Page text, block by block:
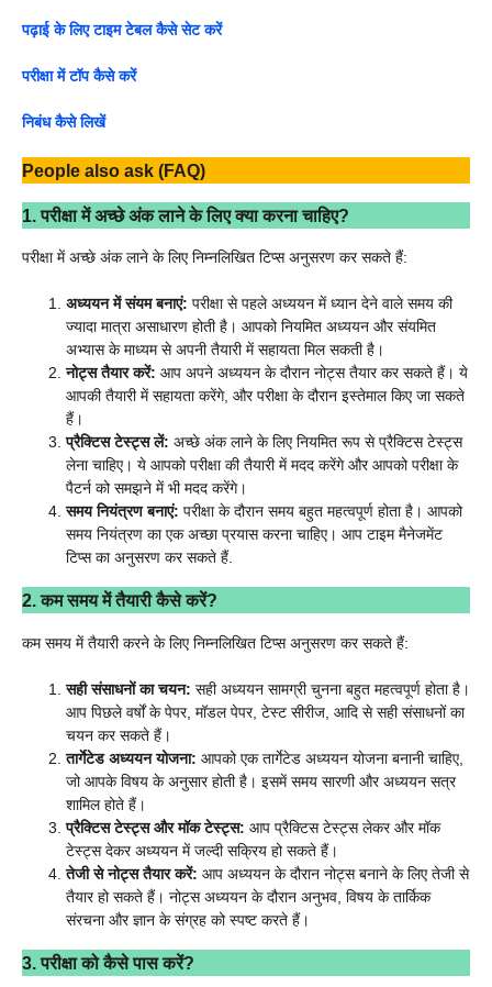
पढ़ाई के लिए टाइम टेबल कैसे सेट करें
परीक्षा में टॉप कैसे करें
निबंध कैसे लिखें
People also ask (FAQ)
1. परीक्षा में अच्छे अंक लाने के लिए क्या करना चाहिए?
परीक्षा में अच्छे अंक लाने के लिए निम्नलिखित टिप्स अनुसरण कर सकते हैं:
अध्ययन में संयम बनाएं: परीक्षा से पहले अध्ययन में ध्यान देने वाले समय की
ज्यादा मात्रा असाधारण होती है। आपको नियमित अध्ययन और संयमित
अभ्यास के माध्यम से अपनी तैयारी में सहायता मिल सकती है।
नोट्स तैयार करें: आप अपने अध्ययन के दौरान नोट्स तैयार कर सकते हैं। ये
आपकी तैयारी में सहायता करेंगे, और परीक्षा के दौरान इस्तेमाल किए जा सकते
हैं।
प्रैक्टिस टेस्ट्स लें: अच्छे अंक लाने के लिए नियमित रूप से प्रैक्टिस टेस्ट्स
लेना चाहिए। ये आपको परीक्षा की तैयारी में मदद करेंगे और आपको परीक्षा के
पैटर्न को समझने में भी मदद करेंगे।
समय नियंत्रण बनाएं: परीक्षा के दौरान समय बहुत महत्वपूर्ण होता है। आपको
समय नियंत्रण का एक अच्छा प्रयास करना चाहिए। आप टाइम मैनेजमेंट
टिप्स का अनुसरण कर सकते हैं.
2. कम समय में तैयारी कैसे करें?
कम समय में तैयारी करने के लिए निम्नलिखित टिप्स अनुसरण कर सकते हैं:
सही संसाधनों का चयन: सही अध्ययन सामग्री चुनना बहुत महत्वपूर्ण होता है।
आप पिछले वर्षों के पेपर, मॉडल पेपर, टेस्ट सीरीज, आदि से सही संसाधनों का
चयन कर सकते हैं।
तार्गेटेड अध्ययन योजना: आपको एक तार्गेटेड अध्ययन योजना बनानी चाहिए,
जो आपके विषय के अनुसार होती है। इसमें समय सारणी और अध्ययन सत्र
शामिल होते हैं।
प्रैक्टिस टेस्ट्स और मॉक टेस्ट्स: आप प्रैक्टिस टेस्ट्स लेकर और मॉक
टेस्ट्स देकर अध्ययन में जल्दी सक्रिय हो सकते हैं।
तेजी से नोट्स तैयार करें: आप अध्ययन के दौरान नोट्स बनाने के लिए तेजी से
तैयार हो सकते हैं। नोट्स अध्ययन के दौरान अनुभव, विषय के तार्किक
संरचना और ज्ञान के संग्रह को स्पष्ट करते हैं।
3. परीक्षा को कैसे पास करें?